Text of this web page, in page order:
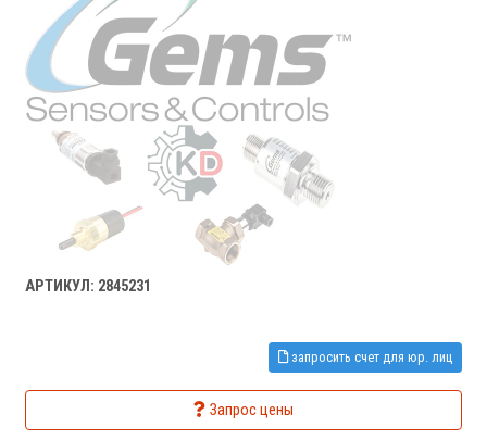
АРТИКУЛ: 2845231
запросить счет для юр. лиц
Запрос цены